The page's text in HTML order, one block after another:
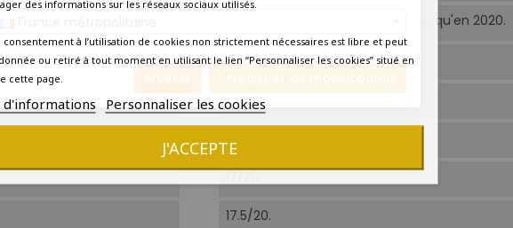
Annuler Enregistrer les modifications
A déguster dès maintenant et jusqu'en 2020.
Aujourd'hui
2020
17.5/20.
des informations sur les réseaux sociaux utilisés.
consentement à l’utilisation de cookies non strictement nécessaires est libre et peut
ou retiré à tout moment en utilisant le lien “Personnaliser les cookies” situé en
cette page.
d'informations Personnaliser les cookies
J'ACCEPTE